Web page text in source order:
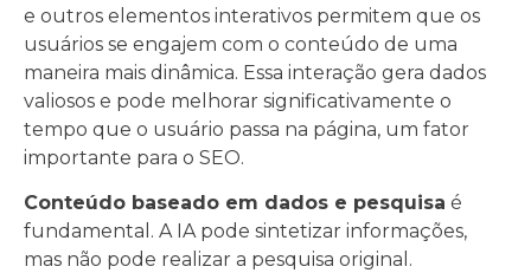
e outros elementos interativos permitem que os
usuários se engajem com o conteúdo de uma
maneira mais dinâmica. Essa interação gera dados
valiosos e pode melhorar significativamente o
tempo que o usuário passa na página, um fator
importante para o SEO.
Conteúdo baseado em dados e pesquisa é
fundamental. A IA pode sintetizar informações,
mas não pode realizar a pesquisa original.